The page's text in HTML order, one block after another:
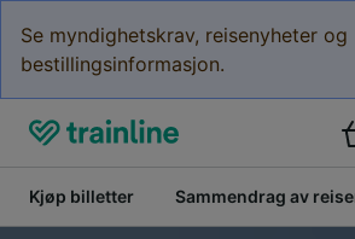
Se myndighetskrav, reisenyheter og
bestillingsinformasjon.
Kjøp billetter Sammendrag av